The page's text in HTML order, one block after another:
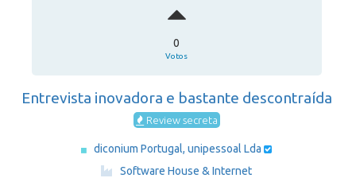
0
Votos
Entrevista inovadora e bastante descontraída
Review secreta
diconium Portugal, unipessoal Lda
Software House & Internet